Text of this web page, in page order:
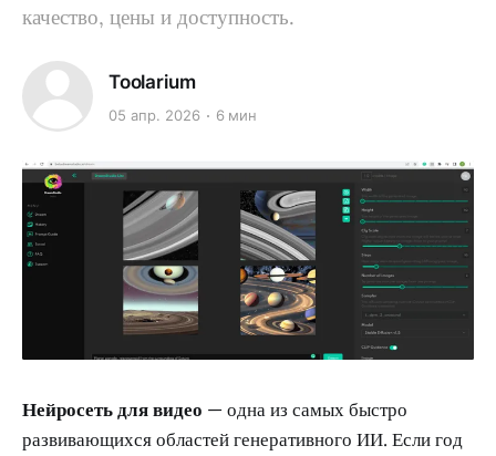
качество, цены и доступность.
Toolarium
05 апр. 2026 6 мин
Нейросеть для видео — одна из самых быстро
развивающихся областей генеративного ИИ. Если год